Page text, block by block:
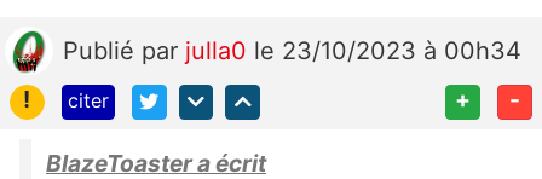
Publié par julla0 le 23/10/2023 à 00h34
!
citer + -
BlazeToaster a écrit